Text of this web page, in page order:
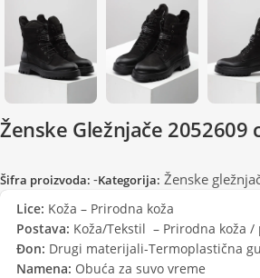
Ženske Gležnjače 2052609
Šifra proizvoda: -Kategorija: Ženske
Lice: Koža – Prirodna koža
Postava: Koža/Tekstil – Prirodna koža
Đon: Drugi materijali-Termoplastična
Namena: Obuća za suvo vreme